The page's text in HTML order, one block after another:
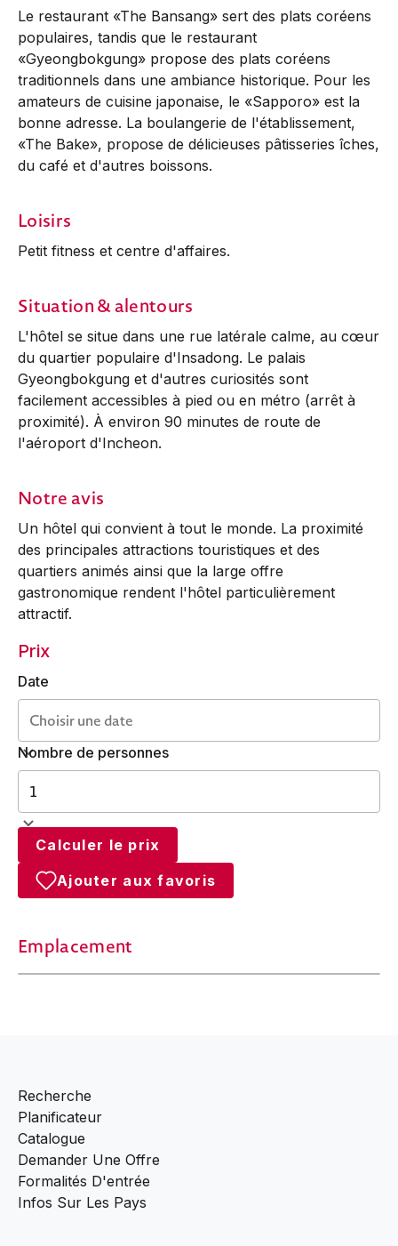
Le restaurant «The Bansang» sert des plats coréens
populaires, tandis que le restaurant
«Gyeongbokgung» propose des plats coréens
traditionnels dans une ambiance historique. Pour les
amateurs de cuisine japonaise, le «Sapporo» est la
bonne adresse. La boulangerie de l'établissement,
«The Bake», propose de délicieuses pâtisseries îches,
du café et d'autres boissons.
Loisirs
Petit fitness et centre d'affaires.
Situation & alentours
L'hôtel se situe dans une rue latérale calme, au cœur
du quartier populaire d'Insadong. Le palais
Gyeongbokgung et d'autres curiosités sont
facilement accessibles à pied ou en métro (arrêt à
proximité). À environ 90 minutes de route de
l'aéroport d'Incheon.
Notre avis
Un hôtel qui convient à tout le monde. La proximité
des principales attractions touristiques et des
quartiers animés ainsi que la large offre
gastronomique rendent l'hôtel particulièrement
attractif.
Prix
Date
Nombre de personnes
Calculer le prix
Ajouter aux favoris
Emplacement
Recherche
Planificateur
Catalogue
Demander Une Offre
Formalités D'entrée
Infos Sur Les Pays